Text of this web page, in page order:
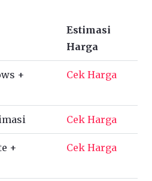
Estimasi
Harga
+
Cek Harga
Cek Harga
+
Cek Harga